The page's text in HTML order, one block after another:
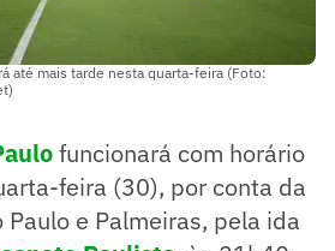
até mais tarde nesta quarta-feira (Foto:
funcionará com horário
feira (30), por conta da
e Palmeiras, pela ida